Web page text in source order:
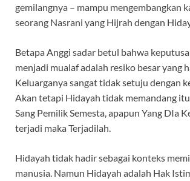
gemilangnya – mampu mengembangkan
seorang Nasrani yang Hijrah dengan
Betapa Anggi sadar betul bahwa
menjadi mualaf adalah resiko besar yang
Keluarganya sangat tidak setuju dengan
Akan tetapi Hidayah tidak memandang
Sang Pemilik Semesta, apapun Yang DIa
terjadi maka Terjadilah.
Hidayah tidak hadir sebagai konteks
manusia. Namun Hidayah adalah Hak